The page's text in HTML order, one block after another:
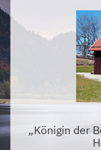
„Königin der